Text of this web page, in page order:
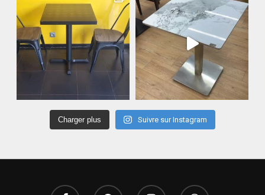
Charger plus Suivre sur Instagram